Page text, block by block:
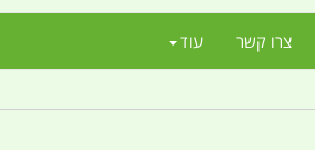
צרו קשר עוד